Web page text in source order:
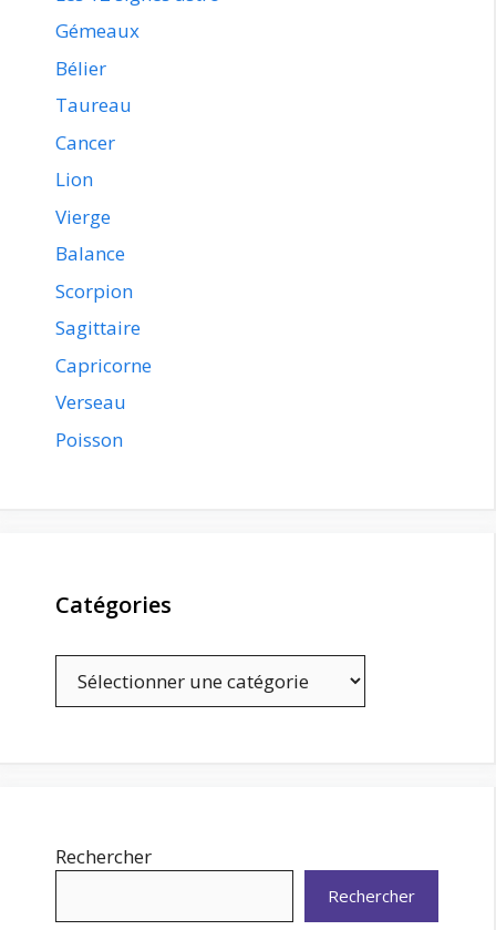
Gémeaux
Bélier
Taureau
Cancer
Lion
Vierge
Balance
Scorpion
Sagittaire
Capricorne
Verseau
Poisson
Catégories
Rechercher
Rechercher